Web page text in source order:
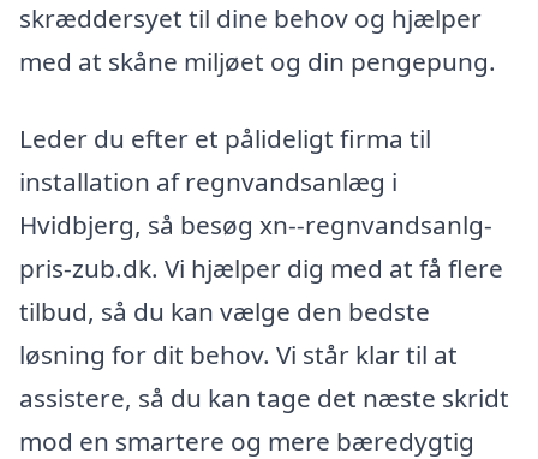
skræddersyet til dine behov og hjælper
med at skåne miljøet og din pengepung.
Leder du efter et pålideligt firma til
installation af regnvandsanlæg i
Hvidbjerg, så besøg xn--regnvandsanlg-
pris-zub.dk. Vi hjælper dig med at få flere
tilbud, så du kan vælge den bedste
løsning for dit behov. Vi står klar til at
assistere, så du kan tage det næste skridt
mod en smartere og mere bæredygtig